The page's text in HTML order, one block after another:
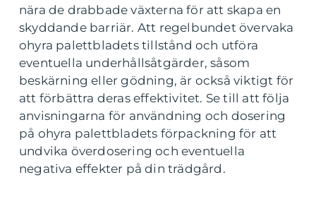
nära de drabbade växterna för att skapa en
skyddande barriär. Att regelbundet övervaka
ohyra palettbladets tillstånd och utföra
eventuella underhållsåtgärder, såsom
beskärning eller gödning, är också viktigt för
att förbättra deras effektivitet. Se till att följa
anvisningarna för användning och dosering
på ohyra palettbladets förpackning för att
undvika överdosering och eventuella
negativa effekter på din trädgård.